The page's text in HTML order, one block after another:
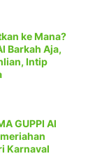
ke Mana?
Barkah Aja,
Intip
GUPPI Al
Karnaval